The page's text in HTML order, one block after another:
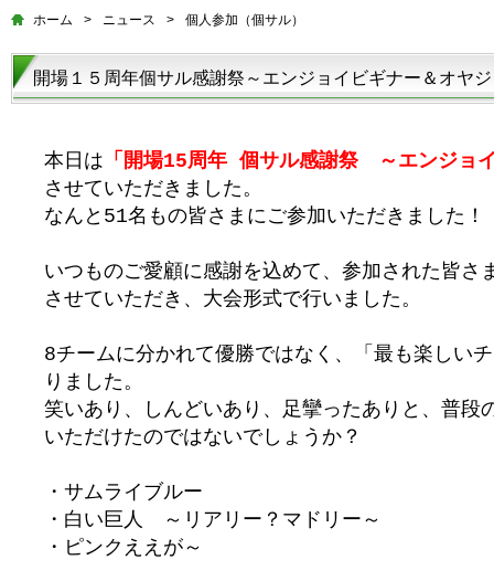
ホーム > ニュース > 個人参加（個サル）
開場１５周年個サル感謝祭～エンジョイビギナー＆オヤ
本日は 「開場15周年 個サル感謝祭 ～エンジョ
させていただきました。
なんと51名もの皆さまにご参加いただきました！
いつものご愛顧に感謝を込めて、参加された皆さ
させていただき、大会形式で行いました。
8チームに分かれて優勝ではなく、「最も楽しい
りました。
笑いあり、しんどいあり、足攣ったありと、普段
いただけたのではないでしょうか？
・サムライブルー
・白い巨人 ～リアリー？マドリー～
・ピンクええが～